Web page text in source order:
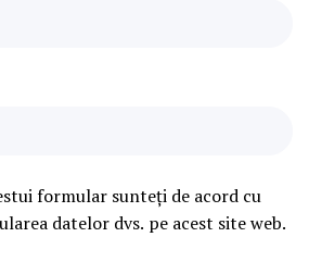
formular sunteți de acord cu
datelor dvs. pe acest site web.